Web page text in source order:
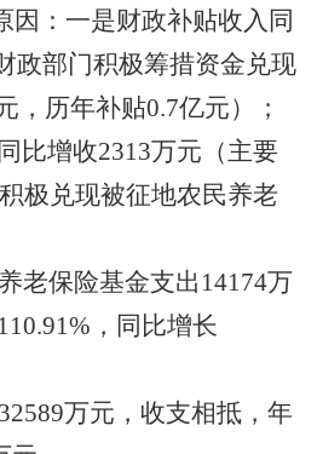
因：一是财政补贴收入同
政部门积极筹措资金兑现
，历年补贴0.7亿元）；
比增收2313万元（主要
极兑现被征地农民养老
老保险基金支出 14174万
110.91% ，同比增长
32589万元 ， 收支相抵， 年